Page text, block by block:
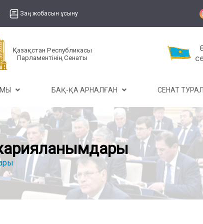
Заң жобасын ұсыну
Қазақстан Республикасы
Парламентінің Сенаты
БАҚ-ҚА АРНАЛҒАН СЕНАТ